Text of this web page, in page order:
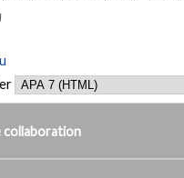
collaboration